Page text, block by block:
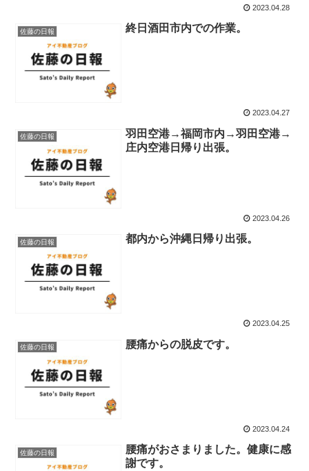
2023.04.28
佐藤の日報 終日酒田市内での作業。
2023.04.27
佐藤の日報
羽田空港→福岡市内→羽田空港→
庄内空港日帰り出張。
2023.04.26
佐藤の日報 都内から沖縄日帰り出張。
2023.04.25
佐藤の日報 腰痛からの脱皮です。
2023.04.24
佐藤の日報
腰痛がおさまりました。健康に感
謝です。